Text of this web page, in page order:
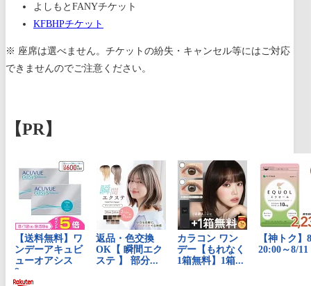
よしもとFANYチケット
KFBHPチケット
※ 座席は選べません。チケットの紛失・キャンセル等にはご対応
できませんのでご注意ください。
【PR】